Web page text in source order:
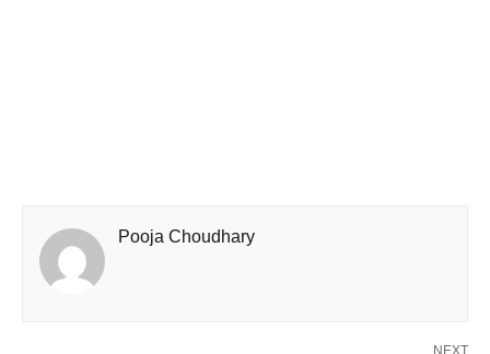
Pooja Choudhary